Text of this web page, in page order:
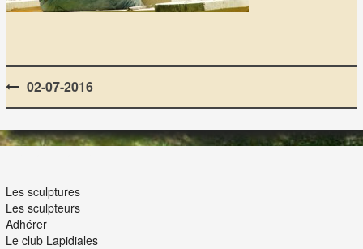
Post
navigation
02-07-2016
Les sculptures
Les sculpteurs
Adhérer
Le club Lapidiales